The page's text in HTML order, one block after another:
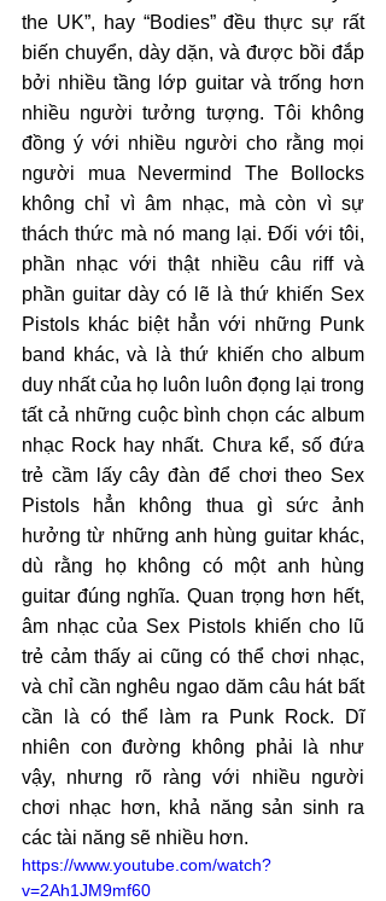
the UK”, hay “Bodies” đều thực sự rất
biến chuyển, dày dặn, và được bồi đắp
bởi nhiều tầng lớp guitar và trống hơn
nhiều người tưởng tượng. Tôi không
đồng ý với nhiều người cho rằng mọi
người mua Nevermind The Bollocks
không chỉ vì âm nhạc, mà còn vì sự
thách thức mà nó mang lại. Đối với tôi,
phần nhạc với thật nhiều câu riff và
phần guitar dày có lẽ là thứ khiến Sex
Pistols khác biệt hẳn với những Punk
band khác, và là thứ khiến cho album
duy nhất của họ luôn luôn đọng lại trong
tất cả những cuộc bình chọn các album
nhạc Rock hay nhất. Chưa kể, số đứa
trẻ cầm lấy cây đàn để chơi theo Sex
Pistols hẳn không thua gì sức ảnh
hưởng từ những anh hùng guitar khác,
dù rằng họ không có một anh hùng
guitar đúng nghĩa. Quan trọng hơn hết,
âm nhạc của Sex Pistols khiến cho lũ
trẻ cảm thấy ai cũng có thể chơi nhạc,
và chỉ cần nghêu ngao dăm câu hát bất
cần là có thể làm ra Punk Rock. Dĩ
nhiên con đường không phải là như
vậy, nhưng rõ ràng với nhiều người
chơi nhạc hơn, khả năng sản sinh ra
các tài năng sẽ nhiều hơn.
https://www.youtube.com/watch?
v=2Ah1JM9mf60